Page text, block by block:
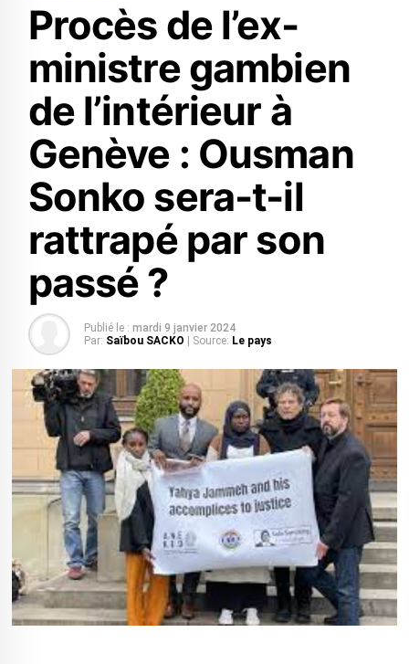
Procès de l’ex-
ministre gambien
de l’intérieur à
Genève : Ousman
Sonko sera-t-il
rattrapé par son
passé ?
Publié le : mardi 9 janvier 2024
Par: Saïbou SACKO | Source: Le pays